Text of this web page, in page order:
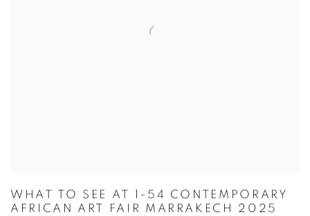
WHAT TO SEE AT 1-54 CONTEMPORARY
AFRICAN ART FAIR MARRAKECH 2025